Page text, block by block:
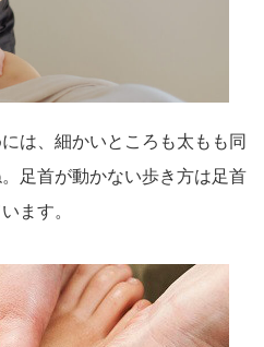
は、細かいところも太もも同
足首が動かない歩き方は足首
ます。